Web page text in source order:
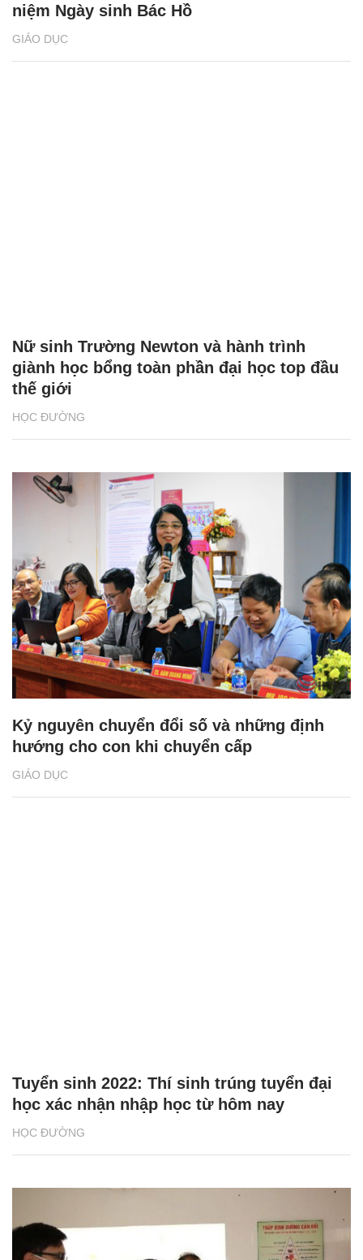
GIÁO DỤC
niệm Ngày sinh Bác Hồ
HỌC ĐƯỜNG
Nữ sinh Trường Newton và hành trình
giành học bổng toàn phần đại học top đầu
thế giới
GIÁO DỤC
Kỷ nguyên chuyển đổi số và những định
hướng cho con khi chuyển cấp
HỌC ĐƯỜNG
Tuyển sinh 2022: Thí sinh trúng tuyển đại
học xác nhận nhập học từ hôm nay